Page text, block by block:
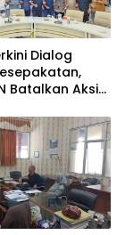
Dialog
Batalkan Aksi
Aspirasi